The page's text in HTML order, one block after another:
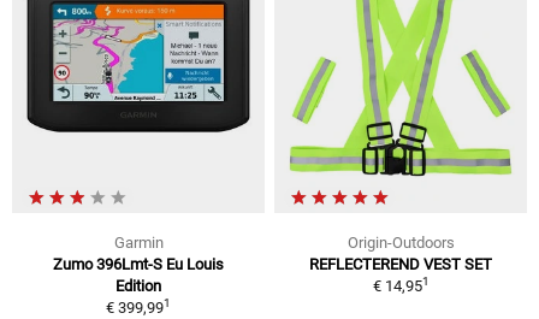
Garmin
Zumo 396Lmt-S Eu Louis
Edition
€ 399,991
Origin-Outdoors
REFLECTEREND VEST SET
€ 14,951